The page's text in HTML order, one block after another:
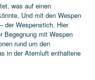
was auf einen
Und mit den Wespen
der Wespenstich. Hier
Begegnung mit Wespen
rund um den
in der Atemluft enthaltene